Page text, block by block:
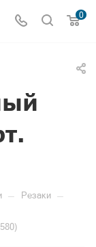
0
— Резаки —